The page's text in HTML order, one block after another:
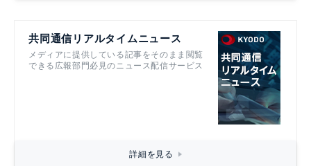
共同通信リアルタイムニュース
メディアに提供している記事をそのまま閲覧
できる広報部門必見のニュース配信サービス
詳細を見る